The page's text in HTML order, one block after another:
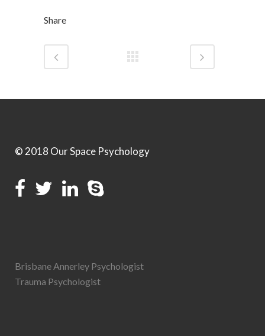
Share
© 2018 Our Space Psychology
Brisbane Annerley Psychologist
Trauma Psychologist